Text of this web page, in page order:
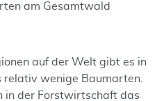
am Gesamtwald
auf der Welt gibt es in
relativ wenige Baumarten.
in der Forstwirtschaft das